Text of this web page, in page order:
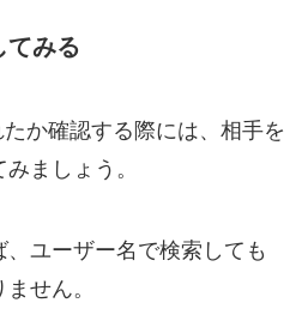
てみる
か確認する際には、相手を
ましょう。
ユーザー名で検索しても
せん。